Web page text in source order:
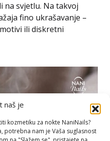
naš je
kozmetiku za nokte NaniNails?
potrebna nam je Vaša suglasnost
svjetlu. Na takvoj
fino ukrašavanje –
ili diskretni